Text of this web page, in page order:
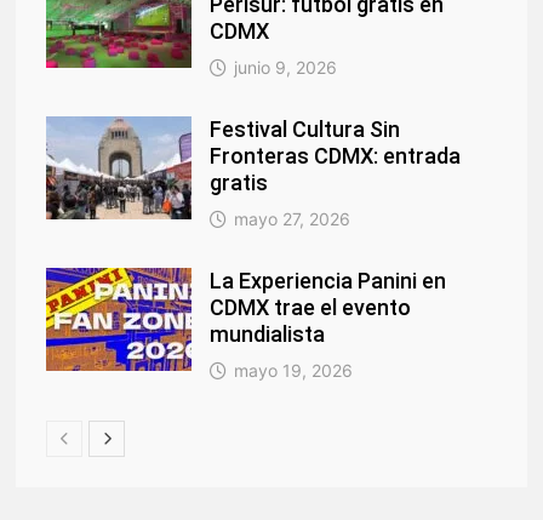
CDMX
junio 9, 2026
Festival Cultura Sin
Fronteras CDMX: entrada
gratis
mayo 27, 2026
La Experiencia Panini en
CDMX trae el evento
mundialista
mayo 19, 2026